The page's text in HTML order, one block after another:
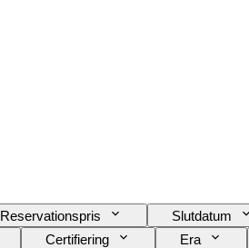
Reservationspris Slutdatum
Certifiering Era